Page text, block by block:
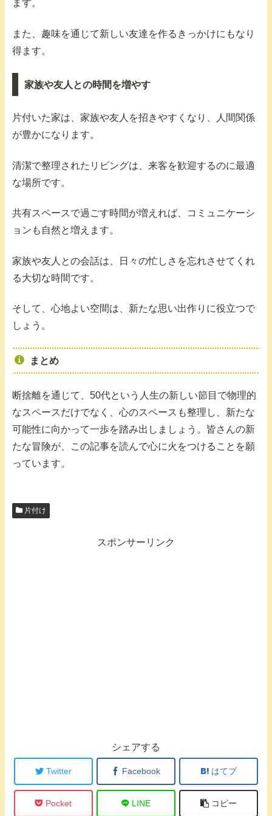
ます。
また、趣味を通じて新しい友達を作るきっかけにもなり
得ます。
家族や友人との時間を増やす
片付いた家は、家族や友人を招きやすくなり、人間関係
が豊かになります。
清潔で整理されたリビングは、来客を歓迎するのに最適
な場所です。
共有スペースで過ごす時間が増えれば、コミュニケーシ
ョンも自然と増えます。
家族や友人との会話は、日々の忙しさを忘れさせてくれ
る大切な時間です。
そして、心地よい空間は、新たな思い出作りに役立つで
しょう。
まとめ
断捨離を通じて、50代という人生の新しい節目で物理的
なスペースだけでなく、心のスペースも整理し、新たな
可能性に向かって一歩を踏み出しましょう。皆さんの新
たな冒険が、この記事を読んで心に火をつけることを願
っています。
片付け
スポンサーリンク
シェアする
Twitter Facebook はてブ
Pocket LINE コピー